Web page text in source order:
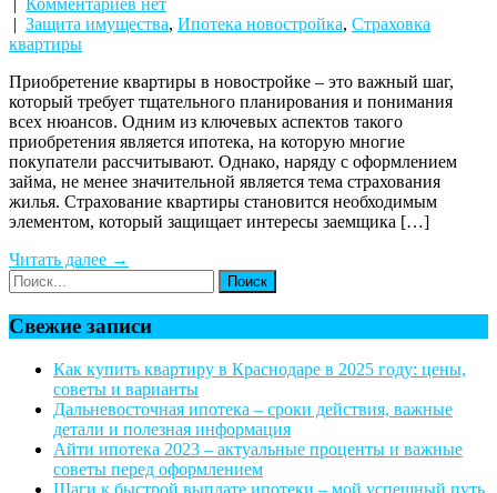
| Комментариев нет
| Защита имущества, Ипотека новостройка, Страховка
квартиры
Приобретение квартиры в новостройке – это важный шаг,
который требует тщательного планирования и понимания
всех нюансов. Одним из ключевых аспектов такого
приобретения является ипотека, на которую многие
покупатели рассчитывают. Однако, наряду с оформлением
займа, не менее значительной является тема страхования
жилья. Страхование квартиры становится необходимым
элементом, который защищает интересы заемщика […]
Читать далее →
Свежие записи
Как купить квартиру в Краснодаре в 2025 году: цены,
советы и варианты
Дальневосточная ипотека – сроки действия, важные
детали и полезная информация
Айти ипотека 2023 – актуальные проценты и важные
советы перед оформлением
Шаги к быстрой выплате ипотеки – мой успешный путь